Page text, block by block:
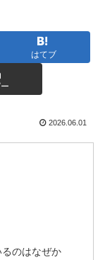
はてブ
2026.06.01
のはなぜか